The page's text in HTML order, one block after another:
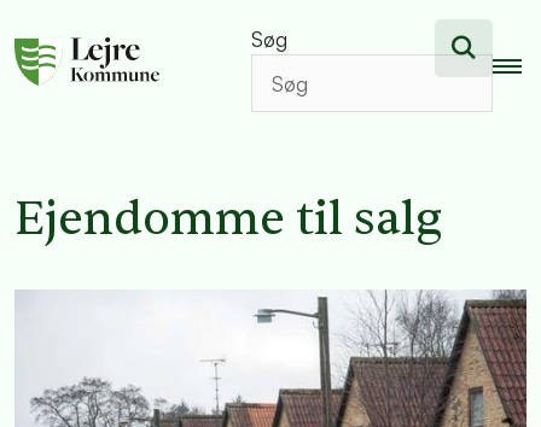
Søg
Ejendomme til salg